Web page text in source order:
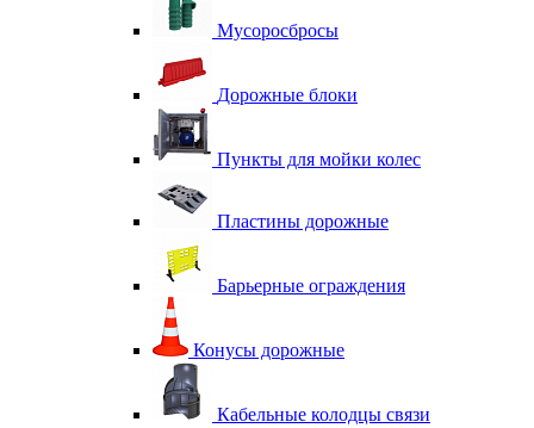
Мусоросбросы
Дорожные блоки
Пункты для мойки колес
Пластины дорожные
Барьерные ограждения
Конусы дорожные
Кабельные колодцы связи